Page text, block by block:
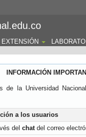
EXTENSIÓN
INFORMACIÓN
de la Universidad
a los usuarios
del chatdel correo